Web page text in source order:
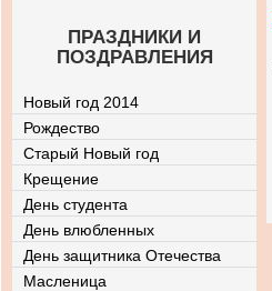
ПРАЗДНИКИ И
ПОЗДРАВЛЕНИЯ
Новый год 2014
Рождество
Старый Новый год
Крещение
День студента
День влюбленных
День защитника Отечества
Масленица